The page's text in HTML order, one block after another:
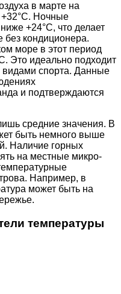
в марте на
+32°C. Ночные
+24°C, что делает
кондиционера.
море в этот период
Это идеально подходит
видами спорта. Данные
и подтверждаются
средние значения. В
быть немного выше
Наличие горных
на местные микро-
Например, в
может быть на
температуры